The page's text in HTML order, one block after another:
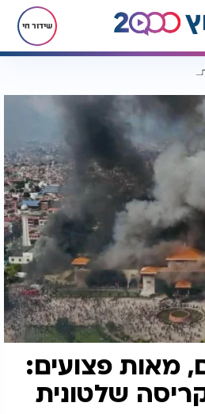
שידור חי
עשרות הרוגים, מאות פצועים: נפאל על סף קריסה שלטונית
מאות פצועים:
שלטונית